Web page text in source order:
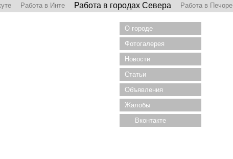
Работа в Инте Работа в городах Севера Работа в Печоре
О городе
Фотогалерея
Новости
Статьи
Объявления
Жалобы
Вконтакте